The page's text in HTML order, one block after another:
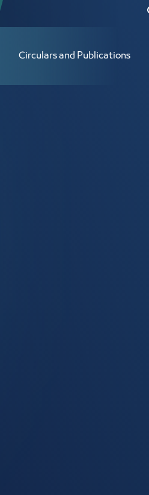
Circulars and Publications